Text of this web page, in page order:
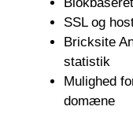
SSL og
Bricksite
statistik
Mulighed
domæne